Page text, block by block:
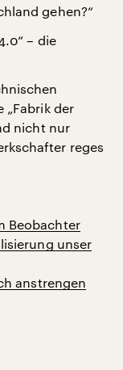
gehen?“
– die
„Fabrik der
nicht nur
reges
Beobachter
unser
anstrengen